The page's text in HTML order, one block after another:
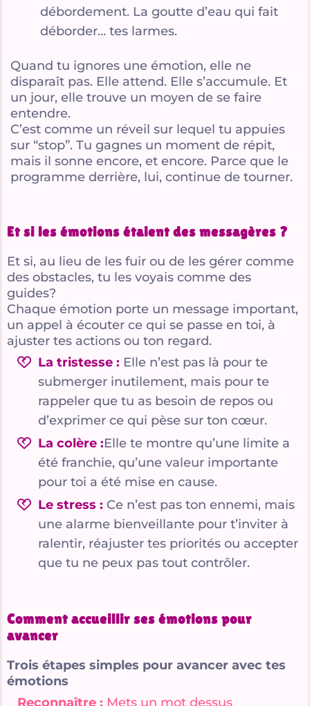
débordement. La goutte d’eau qui fait
déborder… tes larmes.
Quand tu ignores une émotion, elle ne
disparaît pas. Elle attend. Elle s’accumule. Et
un jour, elle trouve un moyen de se faire
entendre.
C’est comme un réveil sur lequel tu appuies
sur “stop”. Tu gagnes un moment de répit,
mais il sonne encore, et encore. Parce que le
programme derrière, lui, continue de tourner.
Et si les émotions étaient des messagères ?
Et si, au lieu de les fuir ou de les gérer comme
des obstacles, tu les voyais comme des
guides?
Chaque émotion porte un message important,
un appel à écouter ce qui se passe en toi, à
ajuster tes actions ou ton regard.
La tristesse : Elle n’est pas là pour te
submerger inutilement, mais pour te
rappeler que tu as besoin de repos ou
d’exprimer ce qui pèse sur ton cœur.
La colère :Elle te montre qu’une limite a
été franchie, qu’une valeur importante
pour toi a été mise en cause.
Le stress : Ce n’est pas ton ennemi, mais
une alarme bienveillante pour t’inviter à
ralentir, réajuster tes priorités ou accepter
que tu ne peux pas tout contrôler.
Comment accueillir ses émotions pour
avancer
Trois étapes simples pour avancer avec tes
émotions
Reconnaître : Mets un mot dessus